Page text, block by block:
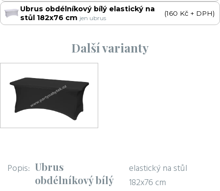
Ubrus obdélníkový bílý elastický na
stůl 182x76 cm jen ubrus
(160 Kč + DPH)
Další varianty
Popis: Ubrus
obdélníkový bílý
elastický na stůl
182x76 cm